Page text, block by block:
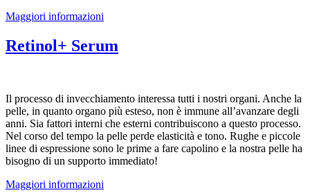
Maggiori informazioni
Retinol+ Serum
Il processo di invecchiamento interessa tutti i nostri organi. Anche la
pelle, in quanto organo più esteso, non è immune all’avanzare degli
anni. Sia fattori interni che esterni contribuiscono a questo processo.
Nel corso del tempo la pelle perde elasticità e tono. Rughe e piccole
linee di espressione sono le prime a fare capolino e la nostra pelle ha
bisogno di un supporto immediato!
Maggiori informazioni